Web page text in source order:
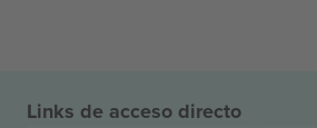
Links de acceso directo